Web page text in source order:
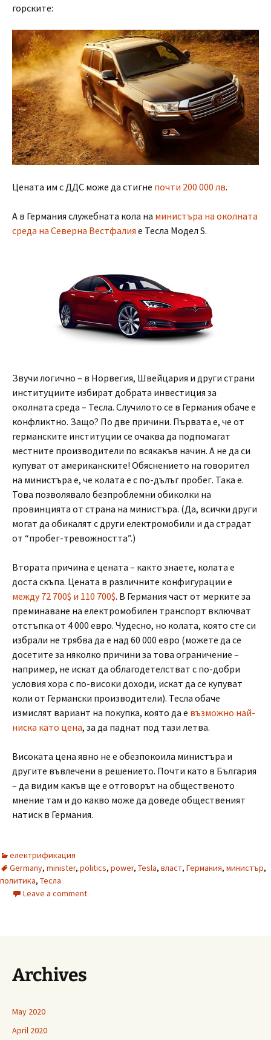
горските:
Цената им с ДДС може да стигне почти 200 000 лв.
А в Германия служебната кола на министъра на околната
среда на Северна Вестфалия е Тесла Модел S.
Звучи логично – в Норвегия, Швейцария и други страни
институциите избират добрата инвестиция за
околната среда – Тесла. Случилото се в Германия обаче е
конфликтно. Защо? По две причини. Първата е, че от
германските институции се очаква да подпомагат
местните производители по всякакъв начин. А не да си
купуват от американските! Обяснението на говорител
на министъра е, че колата е с по-дълъг пробег. Така е.
Това позволявало безпроблемни обиколки на
провинцията от страна на министъра. (Да, всички други
могат да обикалят с други електромобили и да страдат
от “пробег-тревожността”.)
Втората причина е цената – както знаете, колата е
доста скъпа. Цената в различните конфигурации е
между 72 700$ и 110 700$. В Германия част от мерките за
преминаване на електромобилен транспорт включват
отстъпка от 4 000 евро. Чудесно, но колата, която сте си
избрали не трябва да е над 60 000 евро (можете да се
досетите за няколко причини за това ограничение –
например, не искат да облагодетелстват с по-добри
условия хора с по-високи доходи, искат да се купуват
коли от Германски производители). Тесла обаче
измислят вариант на покупка, която да е възможно най-
ниска като цена, за да паднат под тази летва.
Високата цена явно не е обезпокоила министъра и
другите въвлечени в решението. Почти като в България
– да видим какъв ще е отговорът на общественото
мнение там и до какво може да доведе общественият
натиск в Германия.
електрификация
Germany, minister, politics, power, Tesla, власт, Германия, министър,
политика, Тесла
Leave a comment
Archives
May 2020
April 2020